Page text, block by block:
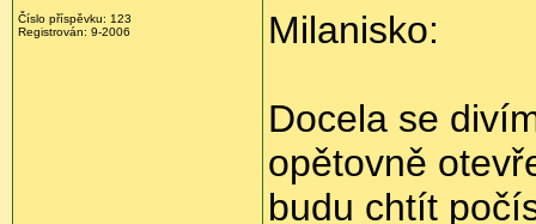
Číslo příspěvku: 123
Registrován: 9-2006
Milanisko:
Docela se
opětovně
budu chtít